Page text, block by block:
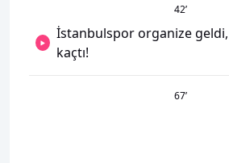
42’
İstanbulspor organize
kaçtı!
67’